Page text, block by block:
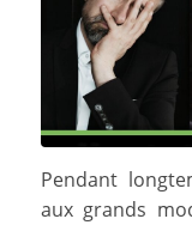
Pendant
aux grands